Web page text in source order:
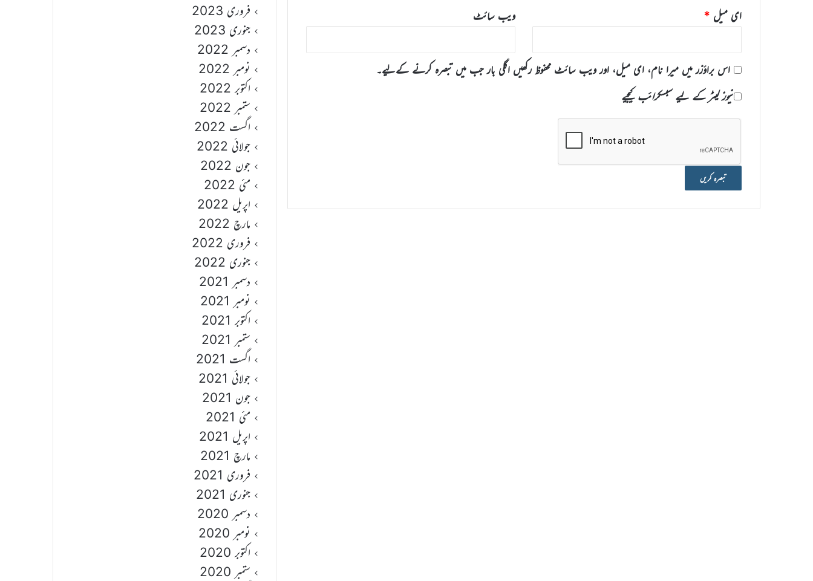
ای میل * ویب‌ سائٹ
اس براؤزر میں میرا نام، ای میل، اور ویب سائٹ محفوظ رکھیں اگلی بار جب میں تبصرہ کرنے کےلیے۔
نیوز لیٹر کے لیے سبسکرائب کیجیے
فروری 2023
جنوری 2023
دسمبر 2022
نومبر 2022
اکتوبر 2022
ستمبر 2022
اگست 2022
جولائی 2022
جون 2022
مئی 2022
اپریل 2022
مارچ 2022
فروری 2022
جنوری 2022
دسمبر 2021
نومبر 2021
اکتوبر 2021
ستمبر 2021
اگست 2021
جولائی 2021
جون 2021
مئی 2021
اپریل 2021
مارچ 2021
فروری 2021
جنوری 2021
دسمبر 2020
نومبر 2020
اکتوبر 2020
ستمبر 2020